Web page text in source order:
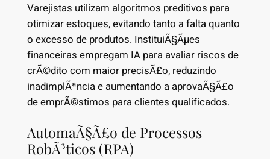
Varejistas utilizam algoritmos preditivos para
otimizar estoques, evitando tanto a falta quanto
o excesso de produtos. InstituiÃ§Ãµes
financeiras empregam IA para avaliar riscos de
crÃ©dito com maior precisÃ£o, reduzindo
inadimplÃªncia e aumentando a aprovaÃ§Ã£o
de emprÃ©stimos para clientes qualificados.
AutomaÃ§Ã£o de Processos
RobÃ³ticos (RPA)